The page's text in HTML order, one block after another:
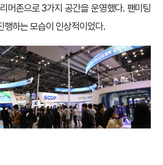
머존으로 3가지 공간을 운영했다. 팬미팅
행하는 모습이 인상적이었다.